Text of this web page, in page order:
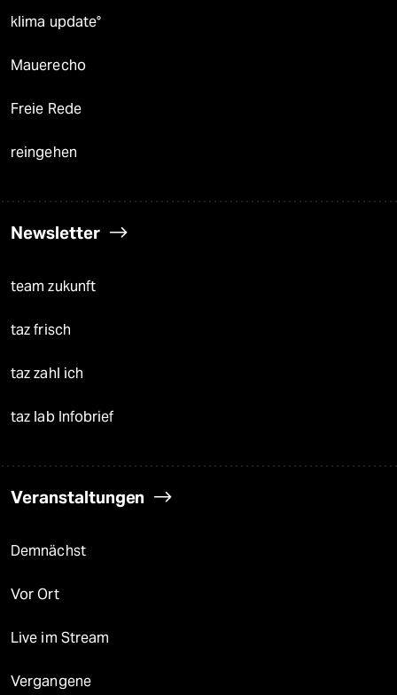
klima update°
Mauerecho
Freie Rede
reingehen
Newsletter
team zukunft
taz frisch
taz zahl ich
taz lab Infobrief
Veranstaltungen
Demnächst
Vor Ort
Live im Stream
Vergangene